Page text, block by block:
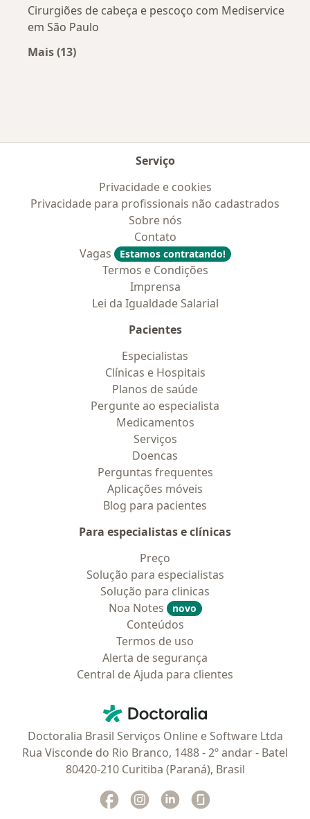
Cirurgiões de cabeça e pescoço com Mediservice
em São Paulo
Mais (13)
Serviço
Privacidade e cookies
Privacidade para profissionais não cadastrados
Sobre nós
Contato
Vagas
Estamos contratando!
Termos e Condições
Imprensa
Lei da Igualdade Salarial
Pacientes
Especialistas
Clínicas e Hospitais
Planos de saúde
Pergunte ao especialista
Medicamentos
Serviços
Doencas
Perguntas frequentes
Aplicações móveis
Blog para pacientes
Para especialistas e clínicas
Preço
Solução para especialistas
Solução para clinicas
Noa Notes
novo
Conteúdos
Termos de uso
Alerta de segurança
Central de Ajuda para clientes
Doctoralia - Homepage
Doctoralia Brasil Serviços Online e Software Ltda
Rua Visconde do Rio Branco, 1488 - 2º andar - Batel
80420-210 Curitiba (Paraná), Brasil
Facebook
abre num novo separador
Instagram
abre num novo separador
Linkedin
abre num novo